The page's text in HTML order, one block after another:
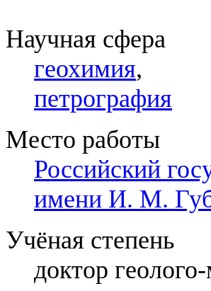
Научная сфера
геохимия,
петрография
Место работы
Российский
имени И. М.
Учёная степень
доктор